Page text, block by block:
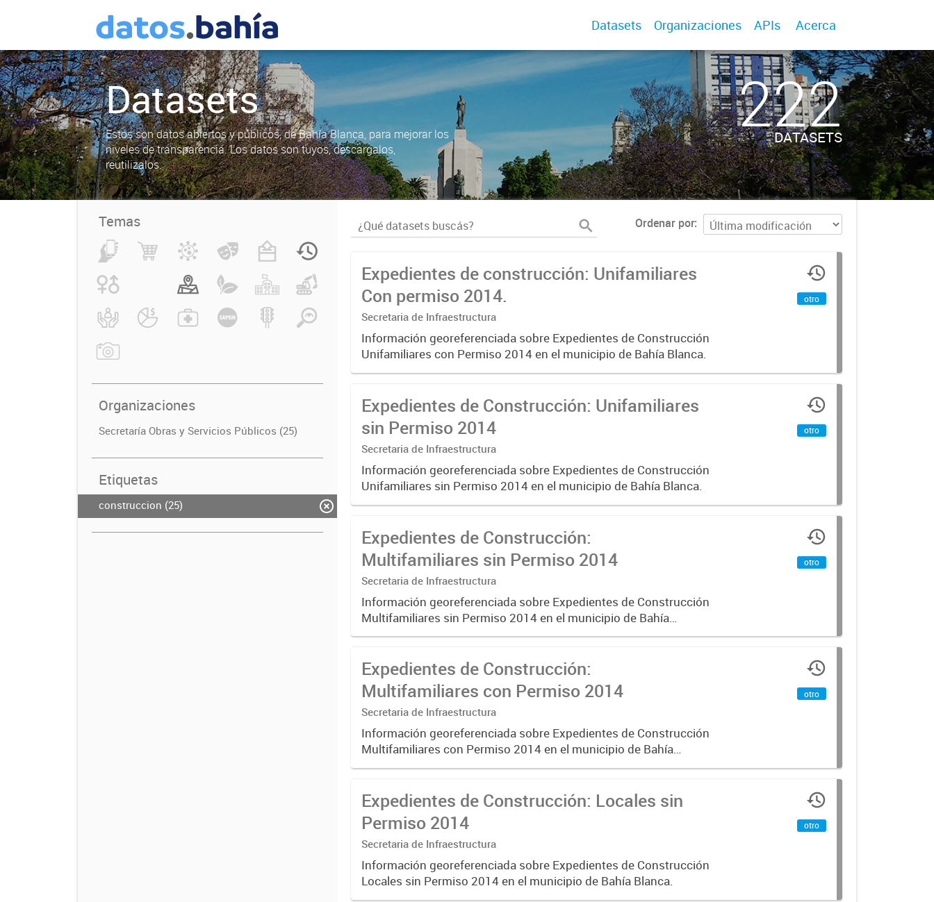
Datasets Organizaciones APIs Acerca
Datasets
Estos son datos abiertos y públicos, de Bahía Blanca, para mejorar los
niveles de transparencia. Los datos son tuyos, descargalos,
reutilizalos.
222
DATASETS
Temas
Organizaciones
Secretaría Obras y Servicios Públicos (25)
Etiquetas
construccion (25)
Ordenar por
Expedientes de construcción: Unifamiliares
Con permiso 2014.
Secretaria de Infraestructura
Información georeferenciada sobre Expedientes de Construcción
Unifamiliares con Permiso 2014 en el municipio de Bahía Blanca.
otro
Expedientes de Construcción: Unifamiliares
sin Permiso 2014
Secretaria de Infraestructura
Información georeferenciada sobre Expedientes de Construcción
Unifamiliares sin Permiso 2014 en el municipio de Bahía Blanca.
otro
Expedientes de Construcción:
Multifamiliares sin Permiso 2014
Secretaria de Infraestructura
Información georeferenciada sobre Expedientes de Construcción
Multifamiliares sin Permiso 2014 en el municipio de Bahía
Blanca.
otro
Expedientes de Construcción:
Multifamiliares con Permiso 2014
Secretaria de Infraestructura
Información georeferenciada sobre Expedientes de Construcción
Multifamiliares con Permiso 2014 en el municipio de Bahía
Blanca.
otro
Expedientes de Construcción: Locales sin
Permiso 2014
Secretaria de Infraestructura
Información georeferenciada sobre Expedientes de Construcción
Locales sin Permiso 2014 en el municipio de Bahía Blanca.
otro